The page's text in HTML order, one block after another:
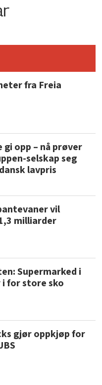
fra Freia
opp – nå prøver
selskap seg
lavpris
vil
milliarder
Supermarked i
for store sko
gjør oppkjøp for